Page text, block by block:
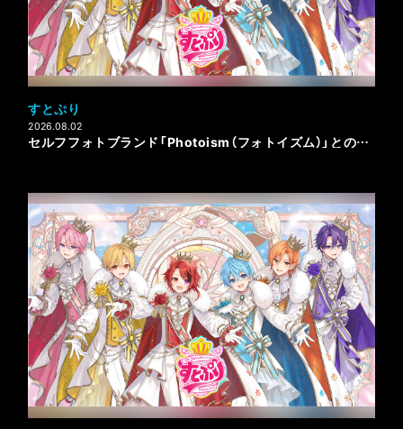
すとぷり
2026.08.02
セルフフォトブランド「Photoism（フォトイズム）」とのコラボレーションが決定！